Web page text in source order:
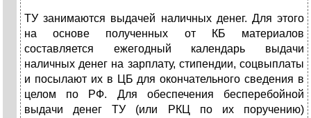
ТУ занимаются выдачей наличных денег. Для этого
на основе полученных от КБ материалов
составляется ежегодный календарь выдачи
наличных денег на зарплату, стипендии, соцвыплаты
и посылают их в ЦБ для окончательного сведения в
целом по РФ. Для обеспечения бесперебойной
выдачи денег ТУ (или РКЦ по их поручению)